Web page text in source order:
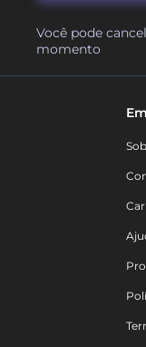
Você pode
momento